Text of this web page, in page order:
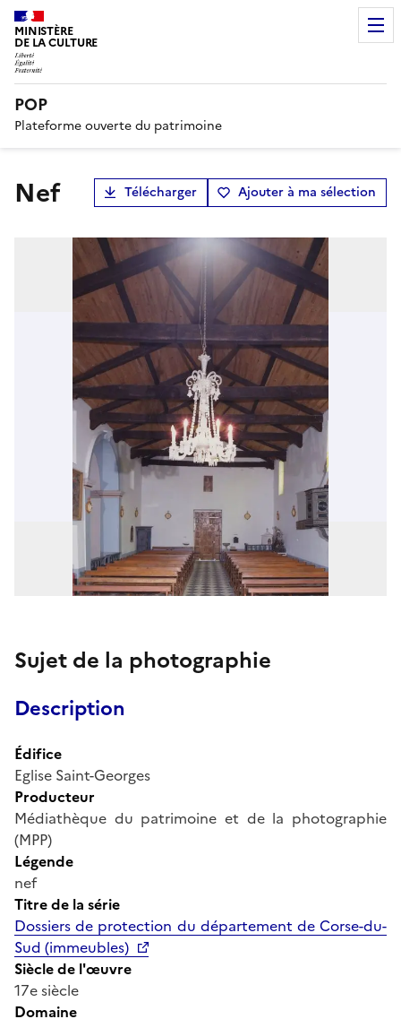
MINISTÈRE
DE LA CULTURE
POP
Plateforme ouverte du patrimoine
nef Télécharger Ajouter à ma sélection
Sujet de la photographie
Description
Édifice
Eglise Saint-Georges
Producteur
Médiathèque du patrimoine et de la photographie
(MPP)
Légende
nef
Titre de la série
Dossiers de protection du département de Corse-du-
Sud (immeubles)
Siècle de l'œuvre
17e siècle
Domaine